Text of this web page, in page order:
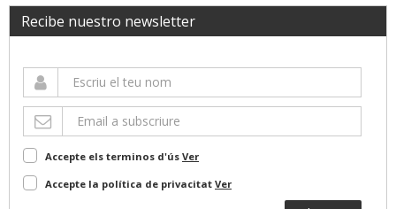
Recibe nuestro newsletter
Accepte els terminos d'ús Ver
Accepte la política de privacitat Ver